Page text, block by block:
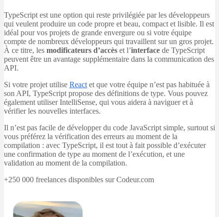
TypeScript est une option qui reste privilégiée par les développeurs
qui veulent produire un code propre et beau, compact et lisible. Il est
idéal pour vos projets de grande envergure ou si votre équipe
compte de nombreux développeurs qui travaillent sur un gros projet.
À ce titre, les modificateurs d’accès et l’interface de TypeScript
peuvent être un avantage supplémentaire dans la communication des
API.
Si votre projet utilise React et que votre équipe n’est pas habituée à
son API, TypeScript propose des définitions de type. Vous pouvez
également utiliser IntelliSense, qui vous aidera à naviguer et à
vérifier les nouvelles interfaces.
Il n’est pas facile de développer du code JavaScript simple, surtout si
vous préférez la vérification des erreurs au moment de la
compilation : avec TypeScript, il est tout à fait possible d’exécuter
une confirmation de type au moment de l’exécution, et une
validation au moment de la compilation.
+250 000 freelances disponibles sur Codeur.com